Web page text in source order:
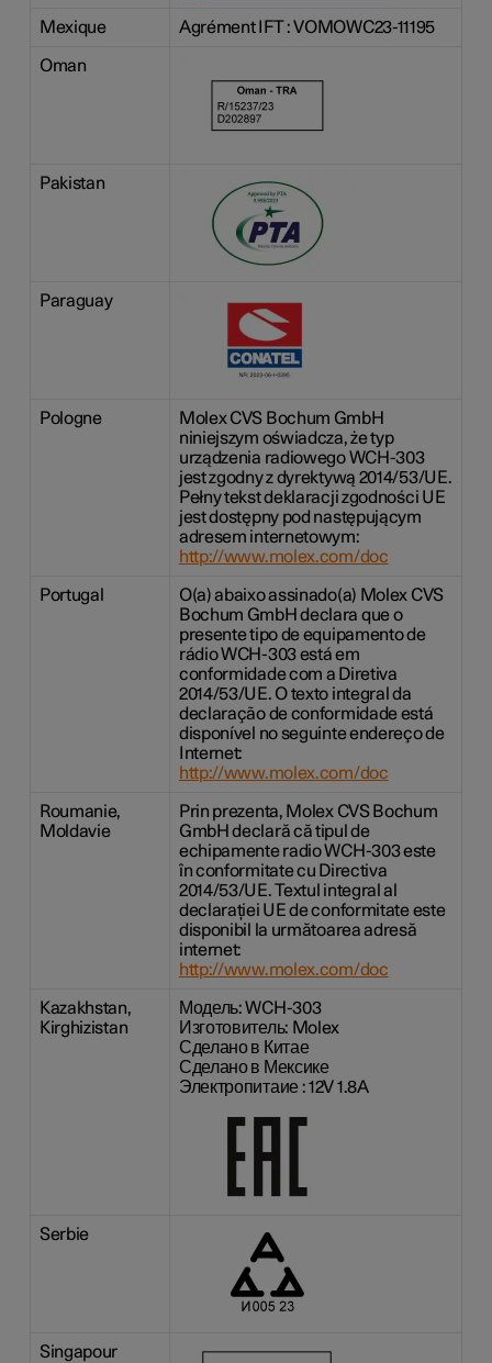
Mexique Agrément IFT : VOMOWC23-11195
Oman
Pakistan
Paraguay
Pologne
Molex CVS Bochum GmbH
niniejszym oświadcza, że typ
urządzenia radiowego WCH-303
jest zgodny z dyrektywą 2014/53/UE.
Pełny tekst deklaracji zgodności UE
jest dostępny pod następującym
adresem internetowym:
http://www.molex.com/doc
Portugal
O(a) abaixo assinado(a) Molex CVS
Bochum GmbH declara que o
presente tipo de equipamento de
rádio WCH-303 está em
conformidade com a Diretiva
2014/53/UE. O texto integral da
declaração de conformidade está
disponível no seguinte endereço de
Internet:
http://www.molex.com/doc
Roumanie,
Moldavie
Prin prezenta, Molex CVS Bochum
GmbH declară că tipul de
echipamente radio WCH-303 este
în conformitate cu Directiva
2014/53/UE. Textul integral al
declarației UE de conformitate este
disponibil la următoarea adresă
internet:
http://www.molex.com/doc
Kazakhstan,
Kirghizistan
Модель: WCH-303
Изготовитель: Molex
Сделано в Китае
Сделано в Мексике
Электропитаие : 12V 1.8A
Serbie
Singapour